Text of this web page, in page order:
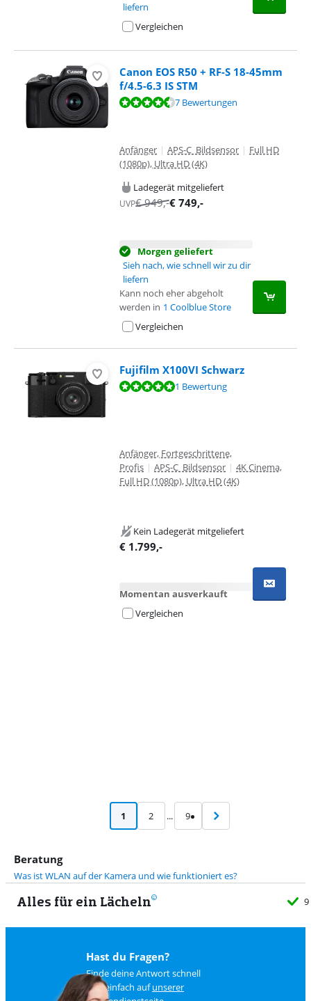
liefern
Vergleichen
Canon EOS R50 + RF-S 18-45mm
f/4.5-6.3 IS STM
Bewertet mit 9,0 von 10, basierend auf 7 Bewertungen.
7 Bewertungen
Anfänger | APS-C Bildsensor | Full HD
(1080p), Ultra HD (4K)
Ladegerät mitgeliefert
UVP€949,-€ 749,-
Morgen geliefert
Sieh nach, wie schnell wir zu dir
liefern
Kann noch eher abgeholt
werden in 1 Coolblue Store
Vergleichen
Fujifilm X100VI Schwarz
Bewertet mit 9,6 von 10, basierend auf 1 Bewertung.
1 Bewertung
Anfänger, Fortgeschrittene,
Profis | APS-C Bildsensor | 4K Cinema,
Full HD (1080p), Ultra HD (4K)
Kein Ladegerät mitgeliefert
€ 1.799,-
Momentan ausverkauft
Vergleichen
1 2 ... 9
Beratung
Was ist WLAN auf der Kamera und wie funktioniert es?
Alles für ein Lächeln 9
Hast du Fragen?
Finde deine Antwort schnell
und einfach aufunserer